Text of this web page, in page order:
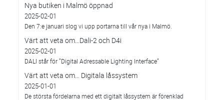
Nya butiken i Malmö öppnad
2025-02-01
Den 7:e januari slog vi upp portarna till vår nya i Malmö.
Värt att veta om…Dali-2 och D4i
2025-02-01
DALI står för ”Digital Adressable Lighting Interface”
Värt att veta om… Digitala låssystem
2025-01-01
De största fördelarna med ett digitalt låssystem är förenklad